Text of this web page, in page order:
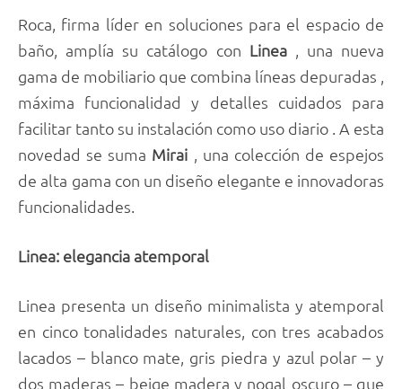
Roca, firma líder en soluciones para el espacio de
baño, amplía su catálogo con Linea , una nueva
gama de mobiliario que combina líneas depuradas ,
máxima funcionalidad y detalles cuidados para
facilitar tanto su instalación como uso diario . A esta
novedad se suma Mirai , una colección de espejos
de alta gama con un diseño elegante e innovadoras
funcionalidades.
Linea: elegancia atemporal
Linea presenta un diseño minimalista y atemporal
en cinco tonalidades naturales, con tres acabados
lacados – blanco mate, gris piedra y azul polar – y
dos maderas – beige madera y nogal oscuro – que